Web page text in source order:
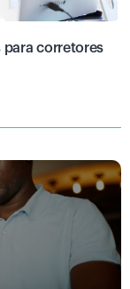
para corretores